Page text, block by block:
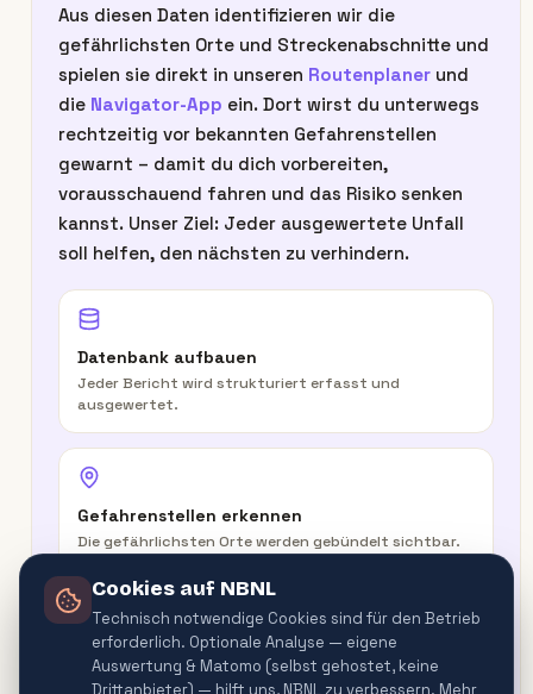
Aus diesen Daten identifizieren wir die
gefährlichsten Orte und Streckenabschnitte und
spielen sie direkt in unseren Routenplaner und
die Navigator-App ein. Dort wirst du unterwegs
rechtzeitig vor bekannten Gefahrenstellen
gewarnt – damit du dich vorbereiten,
vorausschauend fahren und das Risiko senken
kannst. Unser Ziel: Jeder ausgewertete Unfall
soll helfen, den nächsten zu verhindern.
Datenbank aufbauen
Jeder Bericht wird strukturiert erfasst und
ausgewertet.
Gefahrenstellen erkennen
Die gefährlichsten Orte werden gebündelt sichtbar.
In der Route warnen
Routenplaner & Navigator warnen vor
Cookies auf NBNL
Technisch notwendige Cookies sind für den Betrieb
erforderlich. Optionale Analyse — eigene
Auswertung & Matomo (selbst gehostet, keine
Drittanbieter) — hilft uns, NBNL zu verbessern. Mehr